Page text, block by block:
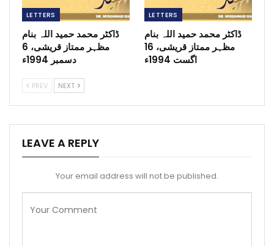
LETTERS
ڈاکٹر محمد حمید اللہ بنام
مظہر ممتاز قریشی، 6
دسمبر 1994ء
LETTERS
ڈاکٹر محمد حمید اللہ بنام
مظہر ممتاز قریشی، 16
اگست 1994ء
PREV NEXT
LEAVE A REPLY
Your email address will not be published.